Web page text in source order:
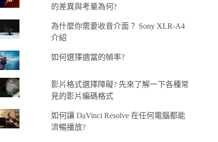
的差異與考量為何?
為什麼你需要收音介面？ Sony XLR-A4
介紹
如何選擇適當的幀率?
影片格式選擇障礙? 先來了解一下各種常
見的影片編碼格式
如何讓 DaVinci Resolve 在任何電腦都能
流暢播放?